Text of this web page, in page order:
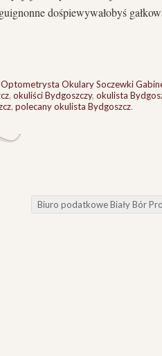
dośpiewywałobyś
Okulary Soczewki
, okuliści Bydgoszczy, okulista
, polecany okulista Bydgoszcz.